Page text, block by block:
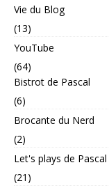
Vie du Blog
(13)
YouTube
(64)
Bistrot de Pascal
(6)
Brocante du Nerd
(2)
Let's plays de Pascal
(21)